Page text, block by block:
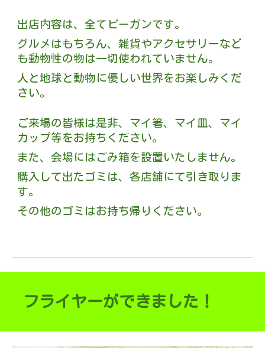
出店内容は、全てビーガンです。
グルメはもちろん、雑貨やアクセサリーなど
も動物性の物は一切使われていません。
人と地球と動物に優しい世界をお楽しみくだ
さい。
ご来場の皆様は是非、マイ箸、マイ皿、マイ
カップ等をお持ちください。
また、会場にはごみ箱を設置いたしません。
購入して出たゴミは、各店舗にて引き取りま
す。
その他のゴミはお持ち帰りください。
フライヤーができました！